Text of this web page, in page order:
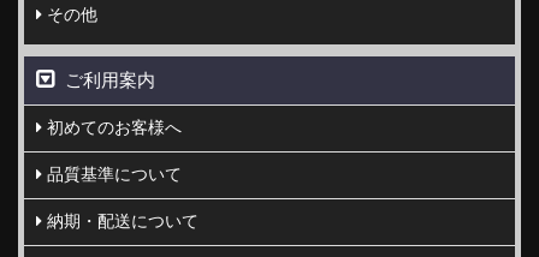
その他
ご利用案内
初めてのお客様へ
品質基準について
納期・配送について